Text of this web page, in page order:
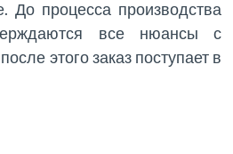
До процесса производства
все нюансы с
этого заказ поступает в